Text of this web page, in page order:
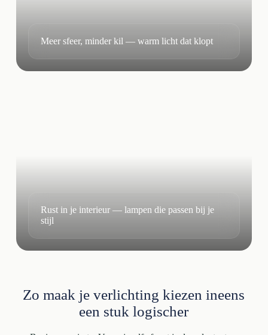
Meer sfeer, minder kil — warm licht dat klopt
Rust in je interieur — lampen die passen bij je
stijl
Zo maak je verlichting kiezen ineens
een stuk logischer